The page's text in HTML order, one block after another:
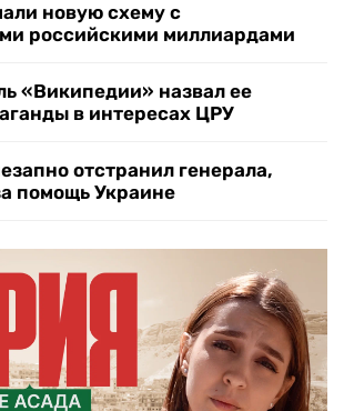
новую схему с
российскими миллиардами
«Википедии» назвал ее
в интересах ЦРУ
отстранил генерала,
помощь Украине